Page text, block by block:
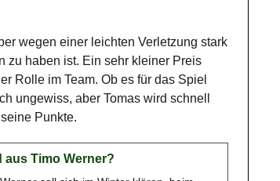
wegen einer leichten Verletzung stark
zu haben ist. Ein sehr kleiner Preis
Rolle im Team. Ob es für das Spiel
ungewiss, aber Tomas wird schnell
Punkte.
aus Timo Werner?